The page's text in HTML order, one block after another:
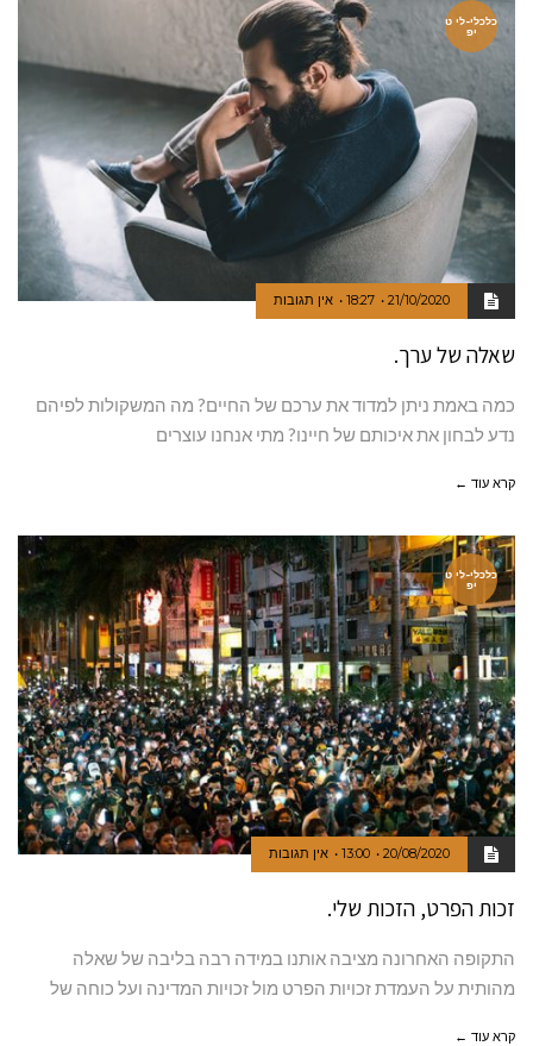
כלכלי-לי ט
יפ
21/10/2020
18:27 אין תגובות
שאלה של ערך.
כמה באמת ניתן למדוד את ערכם של החיים? מה המשקולות לפיהם
נדע לבחון את איכותם של חיינו? מתי אנחנו עוצרים
קרא עוד ←
כלכלי-לי ט
יפ
20/08/2020
13:00 אין תגובות
זכות הפרט, הזכות שלי.
התקופה האחרונה מציבה אותנו במידה רבה בליבה של שאלה
מהותית על העמדת זכויות הפרט מול זכויות המדינה ועל כוחה של
קרא עוד ←